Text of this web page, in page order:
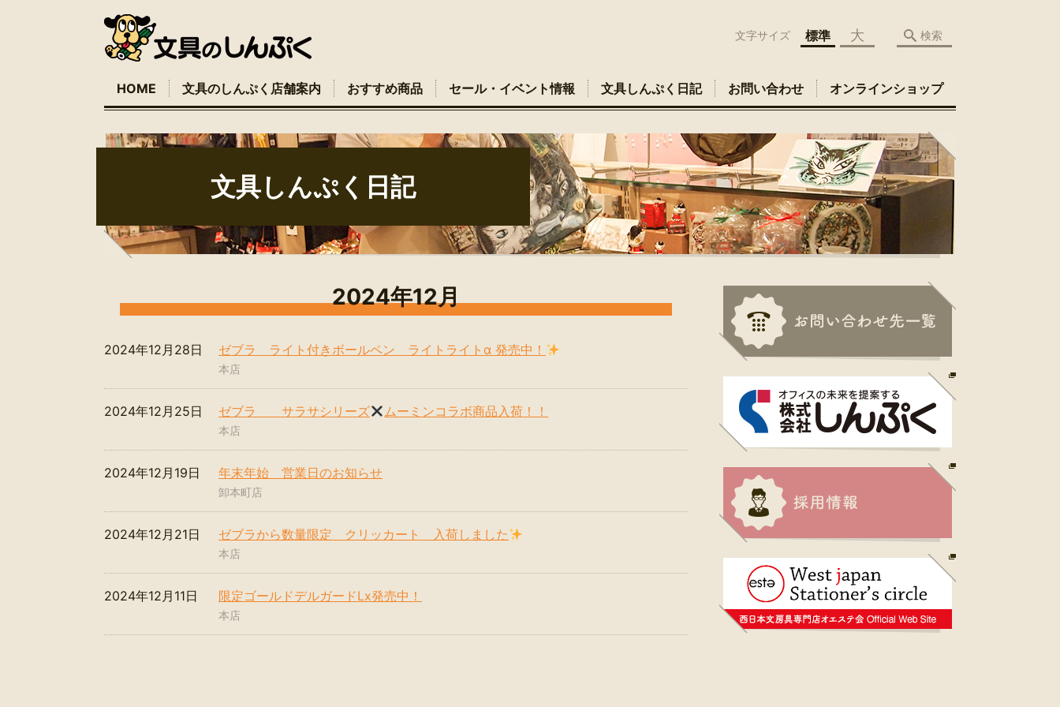
HOME 文具のしんぷく店舗案内 おすすめ商品 セール・イベント情報 文具しんぷく日記 お問い合わせ オンラインショップ
検索
文字サイズ 標準 大
文具しんぷく日記
2024年12月
ゼブラ ライト付きボールペン ライトライトα 発売中！
2024年12月28日
本店
ゼブラ サラサシリーズ ムーミンコラボ商品入荷！！
2024年12月25日
本店
年末年始 営業日のお知らせ
2024年12月19日
卸本町店
ゼブラから数量限定 クリッカート 入荷しました
2024年12月21日
本店
限定ゴールドデルガードLx発売中！
2024年12月11日
本店